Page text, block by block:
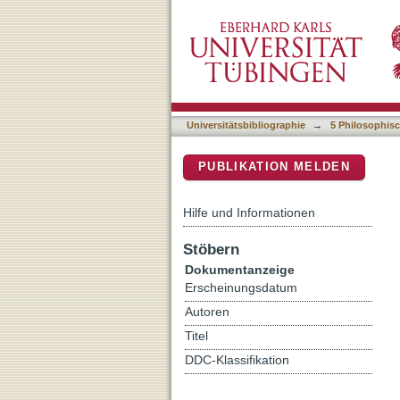
Universitätsbibliographie → 5
PUBLIKATION MELDEN
Hilfe und Informationen
Stöbern
Dokumentanzeige
Erscheinungsdatum
Autoren
Titel
DDC-Klassifikation